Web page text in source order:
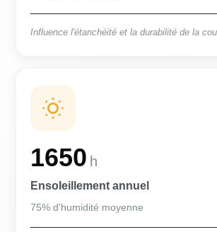
Influence l'étanchéité et la durabilité de la
1650 h
Ensoleillement annuel
75% d'humidité moyenne